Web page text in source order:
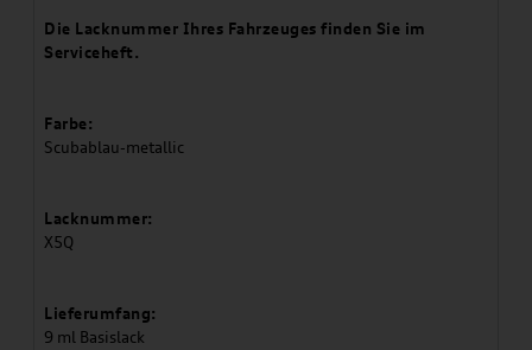
Die Lacknummer Ihres Fahrzeuges finden Sie im
Serviceheft.
Farbe:
Scubablau-metallic
Lacknummer:
X5Q
Lieferumfang:
9 ml Basislack